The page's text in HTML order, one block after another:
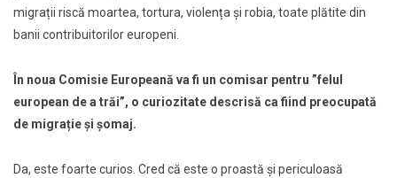
migrații riscă moartea, tortura, violența şi robia, toate plătite din
banii contribuitorilor europeni.
În noua Comisie Europeană va fi un comisar pentru ”felul
european de a trăi”, o curiozitate descrisă ca fiind preocupată
de migrație şi șomaj.
Da, este foarte curios. Cred că este o proastă și periculoasă